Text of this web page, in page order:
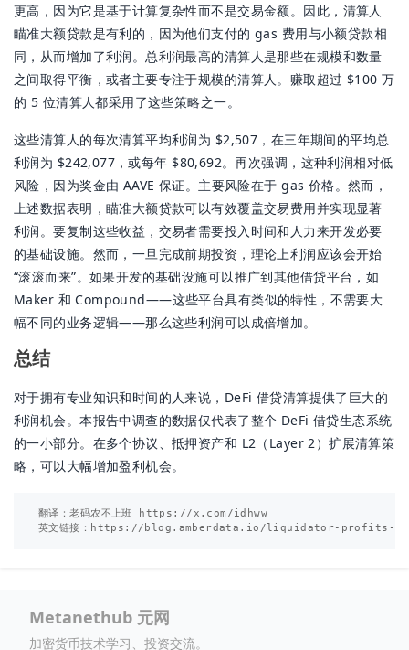
更高，因为它是基于计算复杂性而不是交易金额。因此，清算人
瞄准大额贷款是有利的，因为他们支付的 gas 费用与小额贷款相
同，从而增加了利润。总利润最高的清算人是那些在规模和数量
之间取得平衡，或者主要专注于规模的清算人。赚取超过 $100 万
的 5 位清算人都采用了这些策略之一。
这些清算人的每次清算平均利润为 $2,507，在三年期间的平均总
利润为 $242,077，或每年 $80,692。再次强调，这种利润相对低
风险，因为奖金由 AAVE 保证。主要风险在于 gas 价格。然而，
上述数据表明，瞄准大额贷款可以有效覆盖交易费用并实现显著
利润。要复制这些收益，交易者需要投入时间和人力来开发必要
的基础设施。然而，一旦完成前期投资，理论上利润应该会开始
“滚滚而来”。如果开发的基础设施可以推广到其他借贷平台，如
Maker 和 Compound——这些平台具有类似的特性，不需要大
幅不同的业务逻辑——那么这些利润可以成倍增加。
总结
对于拥有专业知识和时间的人来说，DeFi 借贷清算提供了巨大的
利润机会。本报告中调查的数据仅代表了整个 DeFi 借贷生态系统
的一小部分。在多个协议、抵押资产和 L2（Layer 2）扩展清算策
略，可以大幅增加盈利机会。
翻译：老码农不上班 https://x.com/idhww
Metanethub 元网
加密货币技术学习、投资交流。